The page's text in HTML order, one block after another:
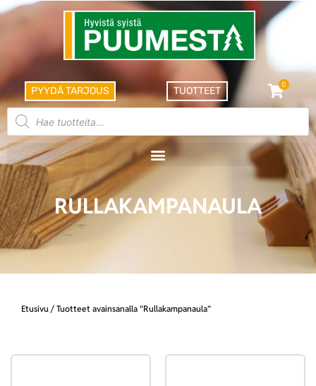
PYYDÄ TARJOUS TUOTTEET
0
RULLAKAMPANAULA
Etusivu / Tuotteet avainsanalla “Rullakampanaula”